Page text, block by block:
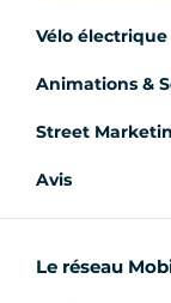
Vélo électrique
Animations &
Street
Avis
Le réseau